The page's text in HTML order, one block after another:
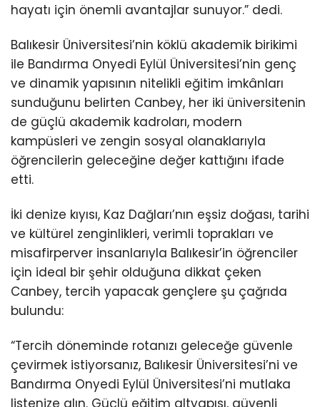
hayatı için önemli avantajlar sunuyor.” dedi.
Balıkesir Üniversitesi’nin köklü akademik birikimi
ile Bandırma Onyedi Eylül Üniversitesi’nin genç
ve dinamik yapısının nitelikli eğitim imkânları
sunduğunu belirten Canbey, her iki üniversitenin
de güçlü akademik kadroları, modern
kampüsleri ve zengin sosyal olanaklarıyla
öğrencilerin geleceğine değer kattığını ifade
etti.
İki denize kıyısı, Kaz Dağları’nın eşsiz doğası, tarihi
ve kültürel zenginlikleri, verimli toprakları ve
misafirperver insanlarıyla Balıkesir’in öğrenciler
için ideal bir şehir olduğuna dikkat çeken
Canbey, tercih yapacak gençlere şu çağrıda
bulundu:
“Tercih döneminde rotanızı geleceğe güvenle
çevirmek istiyorsanız, Balıkesir Üniversitesi’ni ve
Bandırma Onyedi Eylül Üniversitesi’ni mutlaka
listenize alın. Güçlü eğitim altyapısı, güvenli